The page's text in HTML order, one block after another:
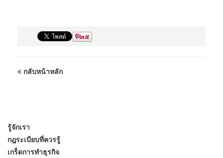
กลับหน้าหลัก
รู้จักเรา
กฎระเบียบที่ควรรู้
เกร็ดการทำธุรกิจ